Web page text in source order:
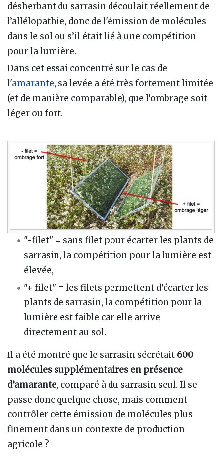
désherbant du sarrasin découlait réellement de
l’allélopathie, donc de l'émission de molécules
dans le sol ou s’il était lié à une compétition
pour la lumière.
Dans cet essai concentré sur le cas de
l'amarante, sa levée a été très fortement limitée
(et de manière comparable), que l’ombrage soit
léger ou fort.
"-filet" = sans filet pour écarter les plants de
sarrasin, la compétition pour la lumière est
élevée,
"+ filet" = les filets permettent d'écarter les
plants de sarrasin, la compétition pour la
lumière est faible car elle arrive
directement au sol.
Il a été montré que le sarrasin sécrétait 600
molécules supplémentaires en présence
d’amarante, comparé à du sarrasin seul. Il se
passe donc quelque chose, mais comment
contrôler cette émission de molécules plus
finement dans un contexte de production
agricole ?